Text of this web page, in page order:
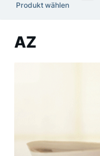
Produkt wählen
AZ